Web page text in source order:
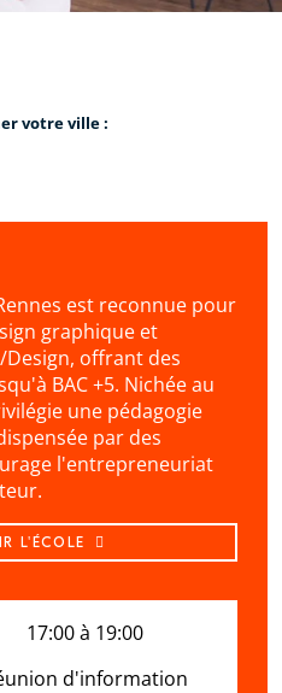
votre ville :
est reconnue pour
graphique et
offrant des
BAC +5. Nichée au
une pédagogie
par des
l'entrepreneuriat
L'ÉCOLE
17:00 à 19:00
d'information